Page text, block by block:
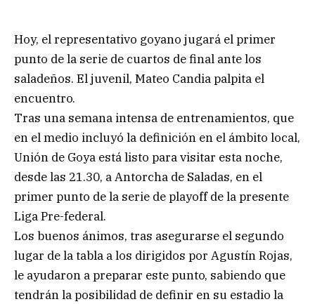
Hoy, el representativo goyano jugará el primer
punto de la serie de cuartos de final ante los
saladeños. El juvenil, Mateo Candia palpita el
encuentro.
Tras una semana intensa de entrenamientos, que
en el medio incluyó la definición en el ámbito local,
Unión de Goya está listo para visitar esta noche,
desde las 21.30, a Antorcha de Saladas, en el
primer punto de la serie de playoff de la presente
Liga Pre-federal.
Los buenos ánimos, tras asegurarse el segundo
lugar de la tabla a los dirigidos por Agustín Rojas,
le ayudaron a preparar este punto, sabiendo que
tendrán la posibilidad de definir en su estadio la